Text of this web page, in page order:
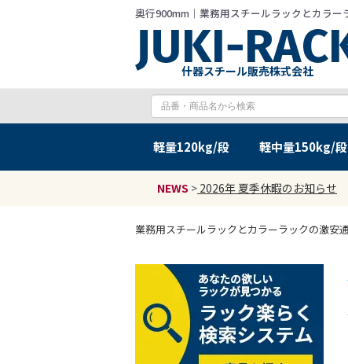
奥行900mm｜業務用スチールラックとカラー
什器スチール販売株式会社
軽量120kg/段 軽中量150kg/段
NEWS > 2026年 夏季休暇のお知らせ
業務用スチールラックとカラーラックの激安